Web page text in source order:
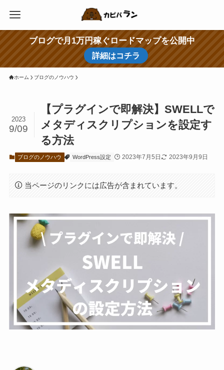
ブログで月1万円稼ぐロードマップを公開中
詳細はコチラ
ホーム ブログのノウハウ
【プラグインで即解決】SWELLで
メタディスクリプションを設定す
る方法
2023
9/09
ブログのノウハウ WordPress設定 2023年7月5日 2023年9月9日
当ページのリンクには広告が含まれています。